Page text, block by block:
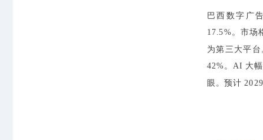
巴西数字广
17.5%。市场
为第三大平
42%。AI 大
眼。预计